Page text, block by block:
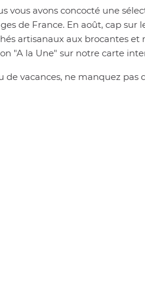
vous avons concocté une
de France. En août, cap sur
artisanaux aux brocantes
"A la Une" sur notre carte
de vacances, ne manquez pas